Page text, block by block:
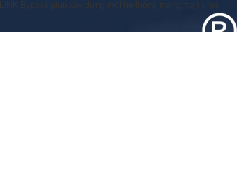
Bypass giúp xây dựng một hệ thống mạng mạnh mẽ